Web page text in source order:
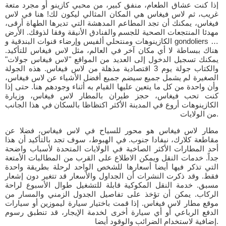
إذا كنت عشاق الطعام، منفق كبير، من محبي كازينو أو مجرد متعة
غريب، ثم لاس فيغاس هي المكان المثالي ليكون لك! هنا في لاس
فيغاس، يمكنك أن تجد المطاعم المدهشة التي تديرها الطهاة أرقى،
مهدئا المنتجعات الصحية للجسم والفنادق الأنيقة وفقا لذوقك. الأرض
الكازينوهات ومنتحلي ألفيس وإرضاء قنوات البندقية و gondoliers …
هناك ببساطة لا أي مكان آخر في العالم، مثل لاس فيغاس للتأكيد.
يمكنك تسجيل الدخول إلى العديد من المواقع "لاس فيغاس جولات"
والكتاب جولة يوم 3 اقتصادية مذهلة من لاس فيغاس. هذه الجولة
الصغيرة لم يشمل جميع سيضم جميع أفضل الأشياء عن لاس فيغاس،
وأن واحدة من كل ما يتعين عليها القيام به أثناء وجودهم هنا. حتى إذا
كنت تحب فيغاس، حجز طيران بالمطار لاس فيغاس، وزيارة
الكازينوهات أروع في المدينة الأكثر اكتظاظا بالسكان في هذا الجانب
من الولايات.
مطار لاس فيغاس هو محور للسياح في لاس فيغاس، فضلا عن
مقاطعة كلارك، نيفادا جنوب. في الهبوط، سوف تجد بالتأكيد أن هذا
أحد المطارات الأكثر الصاخبة في الولايات المتحدة لأسباب واضحة
جداً. خدمات النقل ويمكن الاطلاع على القرب من المطالبات الأمتعة
التي تذكر فيها أيضا أسعارها للشخص الواحد لرحلة بطريقة واحدة
فقط. وقد ذكرت النشرات أن الجداول والأسعار قد تتغير دون إشعار
مسبق. خدمة النقل المكوكية قابلة للتشغيل طوال الأسبوع لراحة
الركاب. يمكن أن تؤخذ على تفاصيل الجدول الزمني والمسار من
موقع مطار لاس فيغاس. إذا قمت باختيار سيارة ليموزين أو سيارات
الدفع الرباعي أو أي سيارة أخرى لخدمة الإيجار، قد تنطبق رسوم
إضافية لاستخدام الضرائب والوقود أيضا.